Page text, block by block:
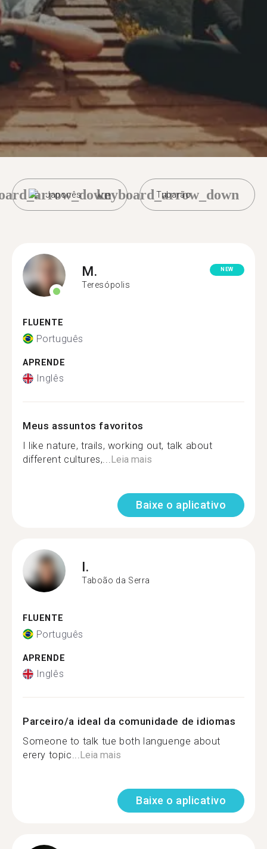
Japonês Tubarão
keyboard_arrow_down
M.
Teresópolis
NEW
FLUENTE
Português
APRENDE
Inglês
Meus assuntos favoritos
I like nature, trails, working out, talk about
different cultures,...Leia mais
Baixe o aplicativo
I.
Taboão da Serra
FLUENTE
Português
APRENDE
Inglês
Parceiro/a ideal da comunidade de idiomas
Someone to talk tue both languenge about
erery topic...Leia mais
Baixe o aplicativo